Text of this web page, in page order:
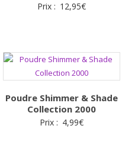
Prix : 12,95€
Poudre Shimmer & Shade
Collection 2000
Prix : 4,99€